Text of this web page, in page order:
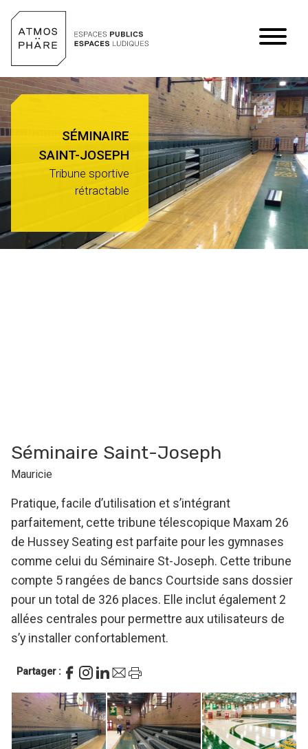
SÉMINAIRE
SAINT-JOSEPH
Tribune sportive
rétractable
Séminaire Saint-Joseph
Mauricie
Pratique, facile d’utilisation et s’intégrant
parfaitement, cette tribune télescopique Maxam 26
de Hussey Seating est parfaite pour les gymnases
comme celui du Séminaire St-Joseph. Cette tribune
compte 5 rangées de bancs Courtside sans dossier
pour un total de 326 places. Elle inclut également 2
allées centrales pour permettre aux utilisateurs de
s’y installer confortablement.
Partager :